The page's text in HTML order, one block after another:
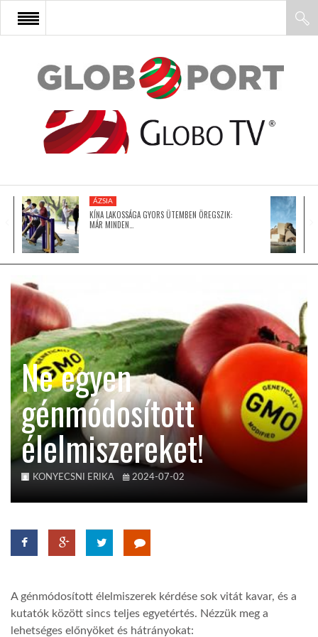
FŐOLDAL
AFRIKA
ÁZSIA
LATIN-AMERIKA
KÖZEL-KELET
AUSZTRÁLIA
A VILÁG ITTHON
ÁZSIA
KÍNA LAKOSSÁGA GYORS ÜTEMBEN ÖREGSZIK:
MÁR MINDEN…
Ne egyen
génmódosított
élelmiszereket!
KONYECSNI ERIKA 2024-07-02
A génmódosított élelmiszerek kérdése sok vitát kavar, és a
kutatók között sincs teljes egyetértés. Nézzük meg a
lehetséges előnyöket és hátrányokat: